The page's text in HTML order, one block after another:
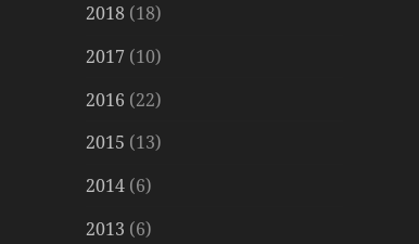
2018 (18)
2017 (10)
2016 (22)
2015 (13)
2014 (6)
2013 (6)